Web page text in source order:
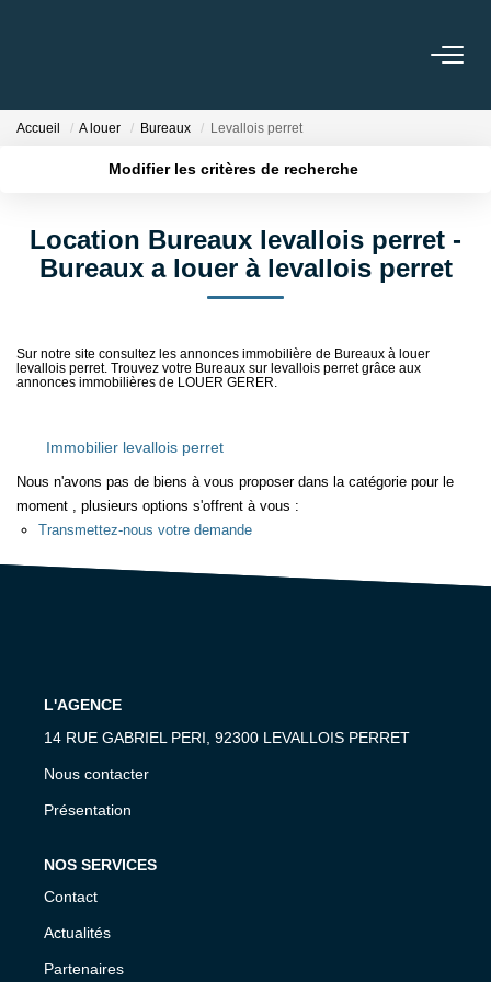
LOCATIONS
MISSIONS DE GESTION
GARANTIE DE LOYERS
NOS TÉMOIGNAGES
CONTACT
Accueil A louer Bureaux Levallois perret
Modifier les critères de recherche
Plus de critères Créer une alerte
Location Bureaux levallois perret -
Bureaux a louer à levallois perret
Sur notre site consultez les annonces immobilière de Bureaux à louer
levallois perret. Trouvez votre Bureaux sur levallois perret grâce aux
annonces immobilières de LOUER GERER.
Immobilier levallois perret
Nous n'avons pas de biens à vous proposer dans la catégorie pour le
moment , plusieurs options s'offrent à vous :
Transmettez-nous votre demande
L'AGENCE
14 RUE GABRIEL PERI, 92300 LEVALLOIS PERRET
Nous contacter
Présentation
NOS SERVICES
Contact
Actualités
Partenaires